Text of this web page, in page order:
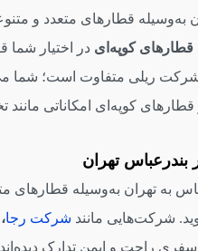
به‌وسیله قطارهای متعدد و
قطارهای کوپه‌‌ای در اختیار شما
ریلی متفاوت است؛ شما
قطارهای کوپه‌ای امکاناتی
تهران
شرکت‌هایی مانند شرکت رجا
راحت و ایمن تدارک